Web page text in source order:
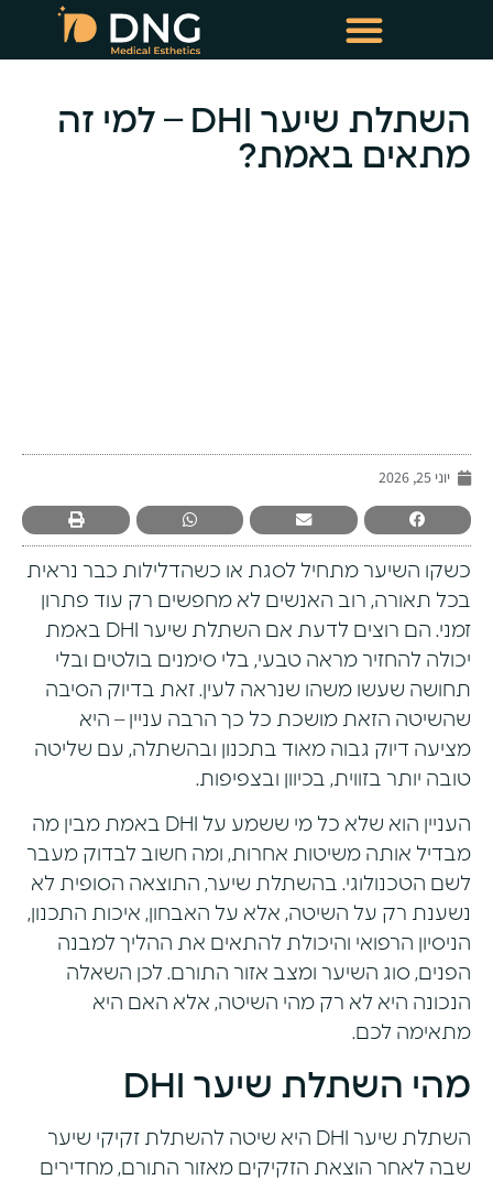
השתלת שיער DHI – למי זה
מתאים באמת?
יוני 25, 2026
כשקו השיער מתחיל לסגת או כשהדלילות כבר נראית
בכל תאורה, רוב האנשים לא מחפשים רק עוד פתרון
זמני. הם רוצים לדעת אם השתלת שיער DHI באמת
יכולה להחזיר מראה טבעי, בלי סימנים בולטים ובלי
תחושה שעשו משהו שנראה לעין. זאת בדיוק הסיבה
שהשיטה הזאת מושכת כל כך הרבה עניין – היא
מציעה דיוק גבוה מאוד בתכנון ובהשתלה, עם שליטה
טובה יותר בזווית, בכיוון ובצפיפות.
העניין הוא שלא כל מי ששמע על DHI באמת מבין מה
מבדיל אותה משיטות אחרות, ומה חשוב לבדוק מעבר
לשם הטכנולוגי. בהשתלת שיער, התוצאה הסופית לא
נשענת רק על השיטה, אלא על האבחון, איכות התכנון,
הניסיון הרפואי והיכולת להתאים את ההליך למבנה
הפנים, סוג השיער ומצב אזור התורם. לכן השאלה
הנכונה היא לא רק מהי השיטה, אלא האם היא
מתאימה לכם.
מהי השתלת שיער DHI
השתלת שיער DHI היא שיטה להשתלת זקיקי שיער
שבה לאחר הוצאת הזקיקים מאזור התורם, מחדירים